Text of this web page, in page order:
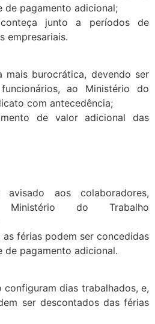
de pagamento adicional;
junto a períodos de
empresariais.
mais burocrática, devendo ser
ao Ministério do
com antecedência;
de valor adicional das
aos colaboradores,
do Trabalho
férias podem ser concedidas
de pagamento adicional.
configuram dias trabalhados, e,
ser descontados das férias